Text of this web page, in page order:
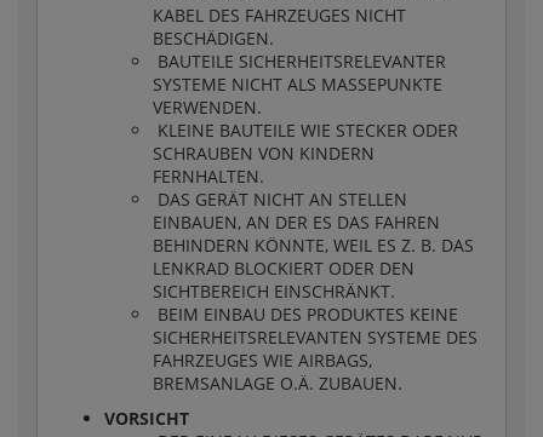
KABEL DES FAHRZEUGES NICHT
BESCHÄDIGEN.
BAUTEILE SICHERHEITSRELEVANTER
SYSTEME NICHT ALS MASSEPUNKTE
VERWENDEN.
KLEINE BAUTEILE WIE STECKER ODER
SCHRAUBEN VON KINDERN
FERNHALTEN.
DAS GERÄT NICHT AN STELLEN
EINBAUEN, AN DER ES DAS FAHREN
BEHINDERN KÖNNTE, WEIL ES Z. B. DAS
LENKRAD BLOCKIERT ODER DEN
SICHTBEREICH EINSCHRÄNKT.
BEIM EINBAU DES PRODUKTES KEINE
SICHERHEITSRELEVANTEN SYSTEME DES
FAHRZEUGES WIE AIRBAGS,
BREMSANLAGE O.Ä. ZUBAUEN.
VORSICHT